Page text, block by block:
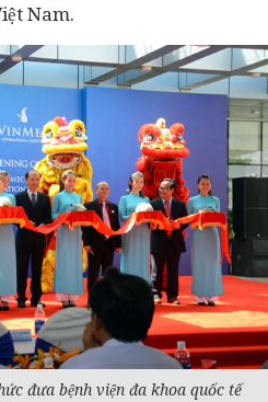
Nam.
đưa bệnh viện đa khoa quốc tế